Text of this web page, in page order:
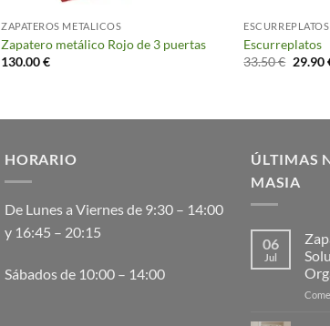
ZAPATEROS METALICOS
Zapatero metálico Rojo de 3 puertas
130.00€
ESCURREPLATOS
Escurreplatos
33.50€ El
29.90
HORARIO
De Lunes a Viernes de 9:30 – 14:00
y 16:45 – 20:15
Sábados de 10:00 – 14:00
ÚLTIMAS
MASIA
06
Jul